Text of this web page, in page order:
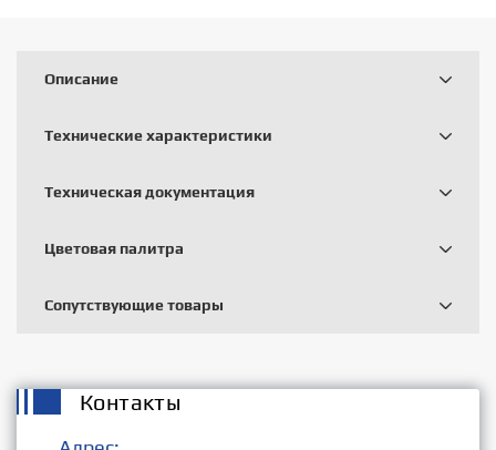
Описание
Технические характеристики
Техническая документация
Цветовая палитра
Сопутствующие товары
Контакты